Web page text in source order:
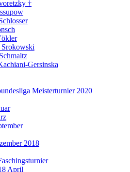
†
Srokowski
Gersinska
Meisterturnier 2020
2018
April